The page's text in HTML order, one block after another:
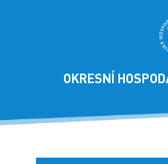
OKRESNÍ